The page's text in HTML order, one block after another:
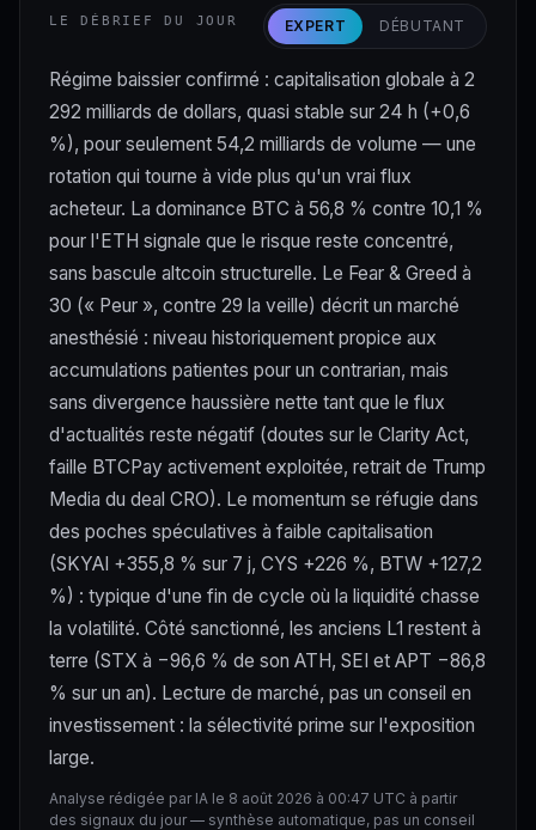
LE DÉBRIEF DU JOUR EXPERT DÉBUTANT
Régime baissier confirmé : capitalisation globale à 2
292 milliards de dollars, quasi stable sur 24 h (+0,6
%), pour seulement 54,2 milliards de volume — une
rotation qui tourne à vide plus qu'un vrai flux
acheteur. La dominance BTC à 56,8 % contre 10,1 %
pour l'ETH signale que le risque reste concentré,
sans bascule altcoin structurelle. Le Fear & Greed à
30 (« Peur », contre 29 la veille) décrit un marché
anesthésié : niveau historiquement propice aux
accumulations patientes pour un contrarian, mais
sans divergence haussière nette tant que le flux
d'actualités reste négatif (doutes sur le Clarity Act,
faille BTCPay activement exploitée, retrait de Trump
Media du deal CRO). Le momentum se réfugie dans
des poches spéculatives à faible capitalisation
(SKYAI +355,8 % sur 7 j, CYS +226 %, BTW +127,2
%) : typique d'une fin de cycle où la liquidité chasse
la volatilité. Côté sanctionné, les anciens L1 restent à
terre (STX à −96,6 % de son ATH, SEI et APT −86,8
% sur un an). Lecture de marché, pas un conseil en
investissement : la sélectivité prime sur l'exposition
large.
Analyse rédigée par IA le 8 août 2026 à 00:47 UTC à partir
des signaux du jour — synthèse automatique, pas un conseil